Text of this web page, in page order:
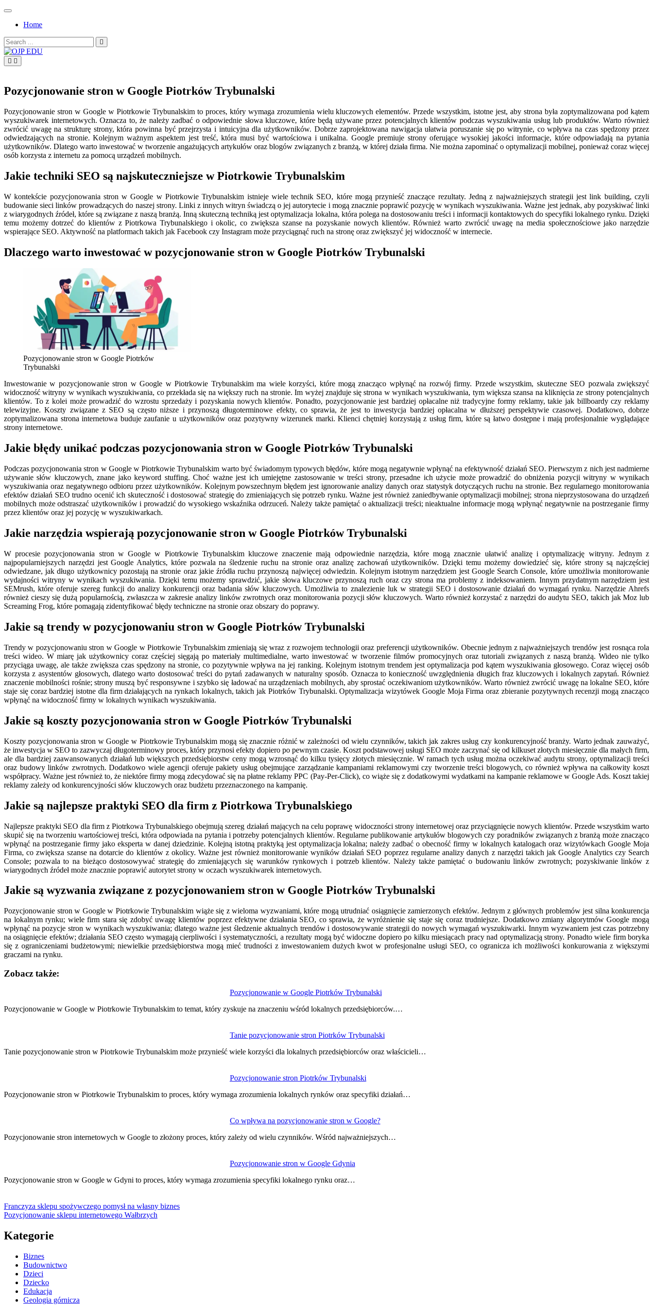
Skip
contentHome
Search
for:
Pozycjonowanie stron w Google Piotrków Trybunalski
Pozycjonowanie stron w Google w Piotrkowie Trybunalskim to proces, który wymaga zrozumienia wielu kluczowych elementów. Przede wszystkim, istotne jest, aby strona była zoptymalizowana pod kątem
wyszukiwarek internetowych. Oznacza to, że należy zadbać o odpowiednie słowa kluczowe, które będą używane przez potencjalnych klientów podczas wyszukiwania usług lub produktów. Warto również
zwrócić uwagę na strukturę strony, która powinna być przejrzysta i intuicyjna dla użytkowników. Dobrze zaprojektowana nawigacja ułatwia poruszanie się po witrynie, co wpływa na czas spędzony przez
odwiedzających na stronie. Kolejnym ważnym aspektem jest treść, która musi być wartościowa i unikalna. Google premiuje strony oferujące wysokiej jakości informacje, które odpowiadają na pytania
użytkowników. Dlatego warto inwestować w tworzenie angażujących artykułów oraz blogów związanych z branżą, w której działa firma. Nie można zapominać o optymalizacji mobilnej, ponieważ coraz więcej
osób korzysta z internetu za pomocą urządzeń mobilnych.
Jakie techniki SEO są najskuteczniejsze w Piotrkowie Trybunalskim
W kontekście pozycjonowania stron w Google w Piotrkowie Trybunalskim istnieje wiele technik SEO, które mogą przynieść znaczące rezultaty. Jedną z najważniejszych strategii jest link building, czyli
budowanie sieci linków prowadzących do naszej strony. Linki z innych witryn świadczą o jej autorytecie i mogą znacznie poprawić pozycję w wynikach wyszukiwania. Ważne jest jednak, aby pozyskiwać linki
z wiarygodnych źródeł, które są związane z naszą branżą. Inną skuteczną techniką jest optymalizacja lokalna, która polega na dostosowaniu treści i informacji kontaktowych do specyfiki lokalnego rynku. Dzięki
temu możemy dotrzeć do klientów z Piotrkowa Trybunalskiego i okolic, co zwiększa szanse na pozyskanie nowych klientów. Również warto zwrócić uwagę na media społecznościowe jako narzędzie
wspierające SEO. Aktywność na platformach takich jak Facebook czy Instagram może przyciągnąć ruch na stronę oraz zwiększyć jej widoczność w internecie.
Dlaczego warto inwestować w pozycjonowanie stron w Google Piotrków Trybunalski
Pozycjonowanie stron w Google Piotrków
Trybunalski
Inwestowanie w pozycjonowanie stron w Google w Piotrkowie Trybunalskim ma wiele korzyści, które mogą znacząco wpłynąć na rozwój firmy. Przede wszystkim, skuteczne SEO pozwala zwiększyć
widoczność witryny w wynikach wyszukiwania, co przekłada się na większy ruch na stronie. Im wyżej znajduje się strona w wynikach wyszukiwania, tym większa szansa na kliknięcia ze strony potencjalnych
klientów. To z kolei może prowadzić do wzrostu sprzedaży i pozyskania nowych klientów. Ponadto, pozycjonowanie jest bardziej opłacalne niż tradycyjne formy reklamy, takie jak billboardy czy reklamy
telewizyjne. Koszty związane z SEO są często niższe i przynoszą długoterminowe efekty, co sprawia, że jest to inwestycja bardziej opłacalna w dłuższej perspektywie czasowej. Dodatkowo, dobrze
zoptymalizowana strona internetowa buduje zaufanie u użytkowników oraz pozytywny wizerunek marki. Klienci chętniej korzystają z usług firm, które są łatwo dostępne i mają profesjonalnie wyglądające
strony internetowe.
Jakie błędy unikać podczas pozycjonowania stron w Google Piotrków Trybunalski
Podczas pozycjonowania stron w Google w Piotrkowie Trybunalskim warto być świadomym typowych błędów, które mogą negatywnie wpłynąć na efektywność działań SEO. Pierwszym z nich jest nadmierne
używanie słów kluczowych, znane jako keyword stuffing. Choć ważne jest ich umiejętne zastosowanie w treści strony, przesadne ich użycie może prowadzić do obniżenia pozycji witryny w wynikach
wyszukiwania oraz negatywnego odbioru przez użytkowników. Kolejnym powszechnym błędem jest ignorowanie analizy danych oraz statystyk dotyczących ruchu na stronie. Bez regularnego monitorowania
efektów działań SEO trudno ocenić ich skuteczność i dostosować strategię do zmieniających się potrzeb rynku. Ważne jest również zaniedbywanie optymalizacji mobilnej; strona nieprzystosowana do urządzeń
mobilnych może odstraszać użytkowników i prowadzić do wysokiego wskaźnika odrzuceń. Należy także pamiętać o aktualizacji treści; nieaktualne informacje mogą wpłynąć negatywnie na postrzeganie firmy
przez klientów oraz jej pozycję w wyszukiwarkach.
Jakie narzędzia wspierają pozycjonowanie stron w Google Piotrków Trybunalski
W procesie pozycjonowania stron w Google w Piotrkowie Trybunalskim kluczowe znaczenie mają odpowiednie narzędzia, które mogą znacznie ułatwić analizę i optymalizację witryny. Jednym z
najpopularniejszych narzędzi jest Google Analytics, które pozwala na śledzenie ruchu na stronie oraz analizę zachowań użytkowników. Dzięki temu możemy dowiedzieć się, które strony są najczęściej
odwiedzane, jak długo użytkownicy pozostają na stronie oraz jakie źródła ruchu przynoszą najwięcej odwiedzin. Kolejnym istotnym narzędziem jest Google Search Console, które umożliwia monitorowanie
wydajności witryny w wynikach wyszukiwania. Dzięki temu możemy sprawdzić, jakie słowa kluczowe przynoszą ruch oraz czy strona ma problemy z indeksowaniem. Innym przydatnym narzędziem jest
SEMrush, które oferuje szereg funkcji do analizy konkurencji oraz badania słów kluczowych. Umożliwia to znalezienie luk w strategii SEO i dostosowanie działań do wymagań rynku. Narzędzie Ahrefs
również cieszy się dużą popularnością, zwłaszcza w zakresie analizy linków zwrotnych oraz monitorowania pozycji słów kluczowych. Warto również korzystać z narzędzi do audytu SEO, takich jak Moz lub
Screaming Frog, które pomagają zidentyfikować błędy techniczne na stronie oraz obszary do poprawy.
Jakie są trendy w pozycjonowaniu stron w Google Piotrków Trybunalski
Trendy w pozycjonowaniu stron w Google w Piotrkowie Trybunalskim zmieniają się wraz z rozwojem technologii oraz preferencji użytkowników. Obecnie jednym z najważniejszych trendów jest rosnąca rola
treści wideo. W miarę jak użytkownicy coraz częściej sięgają po materiały multimedialne, warto inwestować w tworzenie filmów promocyjnych oraz tutoriali związanych z naszą branżą. Wideo nie tylko
przyciąga uwagę, ale także zwiększa czas spędzony na stronie, co pozytywnie wpływa na jej ranking. Kolejnym istotnym trendem jest optymalizacja pod kątem wyszukiwania głosowego. Coraz więcej osób
korzysta z asystentów głosowych, dlatego warto dostosować treści do pytań zadawanych w naturalny sposób. Oznacza to konieczność uwzględnienia długich fraz kluczowych i lokalnych zapytań. Również
znaczenie mobilności rośnie; strony muszą być responsywne i szybko się ładować na urządzeniach mobilnych, aby sprostać oczekiwaniom użytkowników. Warto również zwrócić uwagę na lokalne SEO, które
staje się coraz bardziej istotne dla firm działających na rynkach lokalnych, takich jak Piotrków Trybunalski. Optymalizacja wizytówek Google Moja Firma oraz zbieranie pozytywnych recenzji mogą znacząco
wpłynąć na widoczność firmy w lokalnych wynikach wyszukiwania.
Jakie są koszty pozycjonowania stron w Google Piotrków Trybunalski
Koszty pozycjonowania stron w Google w Piotrkowie Trybunalskim mogą się znacznie różnić w zależności od wielu czynników, takich jak zakres usług czy konkurencyjność branży. Warto jednak zauważyć,
że inwestycja w SEO to zazwyczaj długoterminowy proces, który przynosi efekty dopiero po pewnym czasie. Koszt podstawowej usługi SEO może zaczynać się od kilkuset złotych miesięcznie dla małych firm,
ale dla bardziej zaawansowanych działań lub większych przedsiębiorstw ceny mogą wzrosnąć do kilku tysięcy złotych miesięcznie. W ramach tych usług można oczekiwać audytu strony, optymalizacji treści
oraz budowy linków zwrotnych. Dodatkowo wiele agencji oferuje pakiety usług obejmujące zarządzanie kampaniami reklamowymi czy tworzenie treści blogowych, co również wpływa na całkowity koszt
współpracy. Ważne jest również to, że niektóre firmy mogą zdecydować się na płatne reklamy PPC (Pay-Per-Click), co wiąże się z dodatkowymi wydatkami na kampanie reklamowe w Google Ads. Koszt takiej
reklamy zależy od konkurencyjności słów kluczowych oraz budżetu przeznaczonego na kampanię.
Jakie są najlepsze praktyki SEO dla firm z Piotrkowa Trybunalskiego
Najlepsze praktyki SEO dla firm z Piotrkowa Trybunalskiego obejmują szereg działań mających na celu poprawę widoczności strony internetowej oraz przyciągnięcie nowych klientów. Przede wszystkim warto
skupić się na tworzeniu wartościowej treści, która odpowiada na pytania i potrzeby potencjalnych klientów. Regularne publikowanie artykułów blogowych czy poradników związanych z branżą może znacząco
wpłynąć na postrzeganie firmy jako eksperta w danej dziedzinie. Kolejną istotną praktyką jest optymalizacja lokalna; należy zadbać o obecność firmy w lokalnych katalogach oraz wizytówkach Google Moja
Firma, co zwiększa szanse na dotarcie do klientów z okolicy. Ważne jest również monitorowanie wyników działań SEO poprzez regularne analizy danych z narzędzi takich jak Google Analytics czy Search
Console; pozwala to na bieżąco dostosowywać strategię do zmieniających się warunków rynkowych i potrzeb klientów. Należy także pamiętać o budowaniu linków zwrotnych; pozyskiwanie linków z
wiarygodnych źródeł może znacznie poprawić autorytet strony w oczach wyszukiwarek internetowych.
Jakie są wyzwania związane z pozycjonowaniem stron w Google Piotrków Trybunalski
Pozycjonowanie stron w Google w Piotrkowie Trybunalskim wiąże się z wieloma wyzwaniami, które mogą utrudniać osiągnięcie zamierzonych efektów. Jednym z głównych problemów jest silna konkurencja
na lokalnym rynku; wiele firm stara się zdobyć uwagę klientów poprzez efektywne działania SEO, co sprawia, że wyróżnienie się staje się coraz trudniejsze. Dodatkowo zmiany algorytmów Google mogą
wpłynąć na pozycje stron w wynikach wyszukiwania; dlatego ważne jest śledzenie aktualnych trendów i dostosowywanie strategii do nowych wymagań wyszukiwarki. Innym wyzwaniem jest czas potrzebny
na osiągnięcie efektów; działania SEO często wymagają cierpliwości i systematyczności, a rezultaty mogą być widoczne dopiero po kilku miesiącach pracy nad optymalizacją strony. Ponadto wiele firm boryka
się z ograniczeniami budżetowymi; niewielkie przedsiębiorstwa mogą mieć trudności z inwestowaniem dużych kwot w profesjonalne usługi SEO, co ogranicza ich możliwości konkurowania z większymi
graczami na rynku.
Zobacz także:
Pozycjonowanie w Google Piotrków Trybunalski
Pozycjonowanie w Google w Piotrkowie Trybunalskim to temat, który zyskuje na znaczeniu wśród lokalnych przedsiębiorców.…
Tanie pozycjonowanie stron Piotrków Trybunalski
Tanie pozycjonowanie stron w Piotrkowie Trybunalskim może przynieść wiele korzyści dla lokalnych przedsiębiorców oraz właścicieli…
Pozycjonowanie stron Piotrków Trybunalski
Pozycjonowanie stron w Piotrkowie Trybunalskim to proces, który wymaga zrozumienia lokalnych rynków oraz specyfiki działań…
Co wpływa na pozycjonowanie stron w Google?
Pozycjonowanie stron internetowych w Google to złożony proces, który zależy od wielu czynników. Wśród najważniejszych…
Pozycjonowanie stron w Google Gdynia
Pozycjonowanie stron w Google w Gdyni to proces, który wymaga zrozumienia specyfiki lokalnego rynku oraz…
wpisu
Franczyza sklepu spożywczego pomysł na własny biznes
Pozycjonowanie sklepu internetowego Wałbrzych
Kategorie
Biznes
Budownictwo
Dzieci
Dziecko
Edukacja
Geologia górnicza